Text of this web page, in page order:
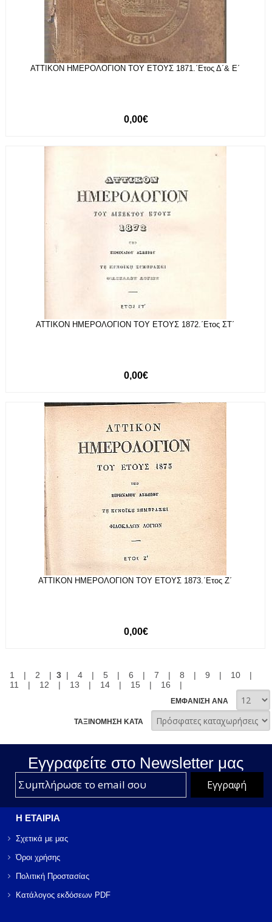
ΑΤΤΙΚΟΝ ΗΜΕΡΟΛΟΓΙΟΝ ΤΟΥ ΕΤΟΥΣ 1871.΄Ετος Δ΄& Ε΄
0,00€
ΑΤΤΙΚΟΝ ΗΜΕΡΟΛΟΓΙΟΝ ΤΟΥ ΕΤΟΥΣ 1872.΄Ετος ΣΤ΄
0,00€
ΑΤΤΙΚΟΝ ΗΜΕΡΟΛΟΓΙΟΝ ΤΟΥ ΕΤΟΥΣ 1873.΄Ετος Ζ΄
0,00€
1 | 2 | 3| 4 | 5 | 6 | 7 | 8 | 9 | 10
|
11
| 12 | 13 | 14 | 15 | 16 |
ΕΜΦΑΝΙΣΗ ΑΝΑ
ΤΑΞΙΝΟΜΗΣΗ ΚΑΤΑ
Εγγραφείτε στο Νewsletter μας
Η ΕΤΑΙΡΙΑ
Σχετικά με μας
Όροι χρήσης
Πολιτική Προστασίας
Κατάλογος εκδόσεων PDF